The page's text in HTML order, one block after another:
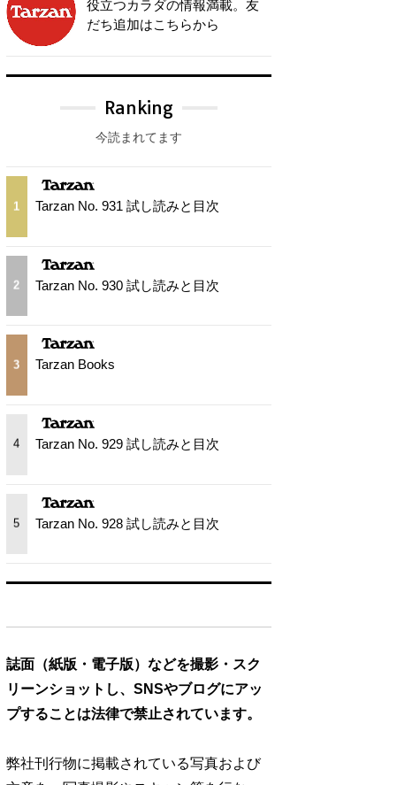
役立つカラダの情報満載。友
だち追加はこちらから
Ranking
今読まれてます
1 Tarzan No. 931 試し読みと目次
2 Tarzan No. 930 試し読みと目次
3 Tarzan Books
4 Tarzan No. 929 試し読みと目次
5 Tarzan No. 928 試し読みと目次
誌面（紙版・電子版）などを撮影・スク
リーンショットし、SNSやブログにアッ
プすることは法律で禁止されています。
弊社刊行物に掲載されている写真および